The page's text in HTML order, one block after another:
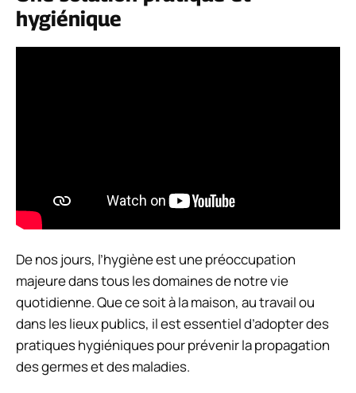
hygiénique
De nos jours, l’hygiène est une préoccupation
majeure dans tous les domaines de notre vie
quotidienne. Que ce soit à la maison, au travail ou
dans les lieux publics, il est essentiel d’adopter des
pratiques hygiéniques pour prévenir la propagation
des germes et des maladies.